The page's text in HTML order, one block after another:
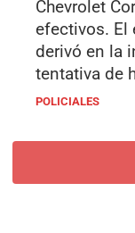
Chevrolet
efectivos. El
derivó en la
tentativa de
POLICIALES